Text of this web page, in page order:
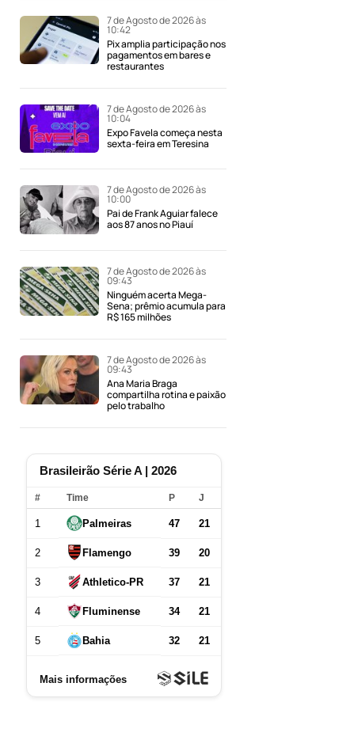
7 de Agosto de 2026 às
10:42
Pix amplia participação nos
pagamentos em bares e
restaurantes
7 de Agosto de 2026 às
10:04
Expo Favela começa nesta
sexta-feira em Teresina
7 de Agosto de 2026 às
10:00
Pai de Frank Aguiar falece
aos 87 anos no Piauí
7 de Agosto de 2026 às
09:43
Ninguém acerta Mega-
Sena; prêmio acumula para
R$ 165 milhões
7 de Agosto de 2026 às
09:43
Ana Maria Braga
compartilha rotina e paixão
pelo trabalho